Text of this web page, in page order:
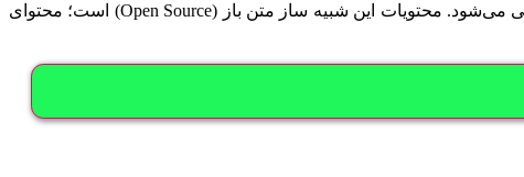
شبیه‌ساز PhET به زبان های مختلف از جمله فارسی ترجمه شده است. این شبیه ساز توسط دانشگاه کلرادو راه اندازی شده و پیشتیبانی می‌شود. محتویات این شبیه ساز متن باز (Open Source) است؛ محتوای